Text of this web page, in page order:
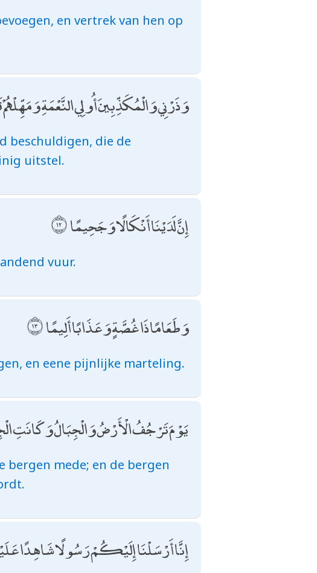
en vertrek van hen op
وَذَرْنِي وَالْمُكَذِّبِينَ أُولِي النَّعْمَةِ وَمَهِّلْهُمْ
beschuldigen, die de
uitstel.
إِنَّ لَدَيْنَا أَنْكَالًا وَجَحِيمًا
vuur.
وَطَعَامًا ذَا غُصَّةٍ وَعَذَابًا أَلِيمًا
en eene pijnlijke marteling.
يَوْمَ تَرْجُفُ الْأَرْضُ وَالْجِبَالُ وَكَانَتِ
bergen mede; en de bergen
إِنَّا أَرْسَلْنَا إِلَيْكُمْ رَسُولًا شَاهِدًا